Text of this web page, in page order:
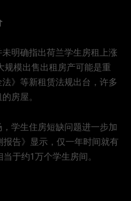
明确指出荷兰学生房租上涨
规模出售出租房产可能是重
》等新租赁法规出台，许多
房屋。
学生住房短缺问题进一步加
告》显示，仅一年时间就有
于约1万个学生房间。